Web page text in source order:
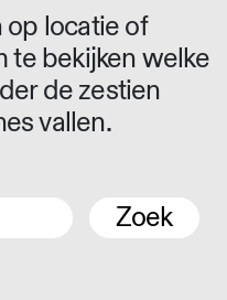
op locatie of
te bekijken welke
de zestien
vallen.
Zoek